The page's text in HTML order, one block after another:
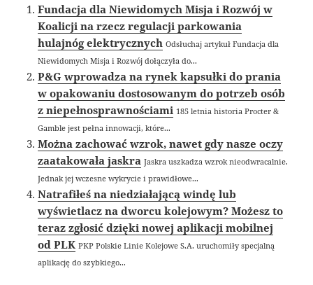
Fundacja dla Niewidomych Misja i Rozwój w
Koalicji na rzecz regulacji parkowania
hulajnóg elektrycznych Odsłuchaj artykuł Fundacja dla
Niewidomych Misja i Rozwój dołączyła do...
P&G wprowadza na rynek kapsułki do prania
w opakowaniu dostosowanym do potrzeb osób
z niepełnosprawnościami 185 letnia historia Procter &
Gamble jest pełna innowacji, które...
Można zachować wzrok, nawet gdy nasze oczy
zaatakowała jaskra Jaskra uszkadza wzrok nieodwracalnie.
Jednak jej wczesne wykrycie i prawidłowe...
Natrafiłeś na niedziałającą windę lub
wyświetlacz na dworcu kolejowym? Możesz to
teraz zgłosić dzięki nowej aplikacji mobilnej
od PLK PKP Polskie Linie Kolejowe S.A. uruchomiły specjalną
aplikację do szybkiego...